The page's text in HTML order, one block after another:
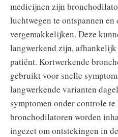
medicijnen zijn
luchtwegen te ontspannen en
vergemakkelijken. Deze
langwerkend zijn,
patiënt. Kortwerkende
gebruikt voor snelle
langwerkende varianten
symptomen onder controle te
bronchodilatoren worden
ingezet om ontstekingen in